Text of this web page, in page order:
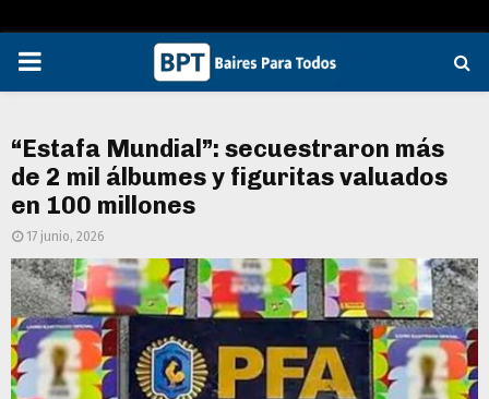
PRIMARY
“Estafa Mundial”: secuestraron más
de 2 mil álbumes y figuritas valuados
en 100 millones
17 junio, 2026